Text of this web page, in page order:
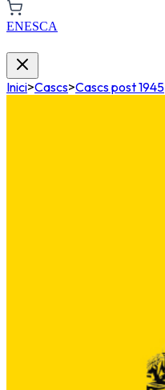
ENESCA
Inici>Cascs>Cascs post 1945